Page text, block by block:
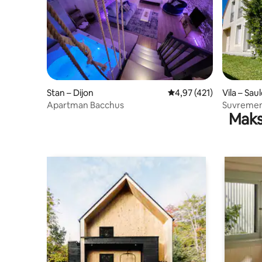
Stan – Dijon Prosječna ocjena: 4,97/
4,97 (421)
Apartman Bacchus
Vila –
Suvremena